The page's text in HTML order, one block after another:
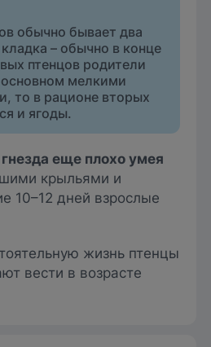
обычно бывает два
– обычно в конце
птенцов родители
мелкими
то в рационе вторых
и ягоды.
еще плохо умея
крыльями и
10–12 дней взрослые
жизнь птенцы
вести в возрасте